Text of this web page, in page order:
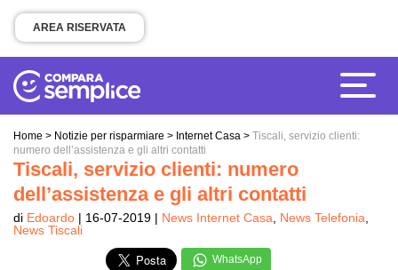
AREA RISERVATA
Home > Notizie per risparmiare > Internet Casa > Tiscali, servizio clienti:
numero dell’assistenza e gli altri contatti
Tiscali, servizio clienti: numero
dell’assistenza e gli altri contatti
di Edoardo | 16-07-2019 | News Internet Casa News Telefonia
News Tiscali
WhatsApp